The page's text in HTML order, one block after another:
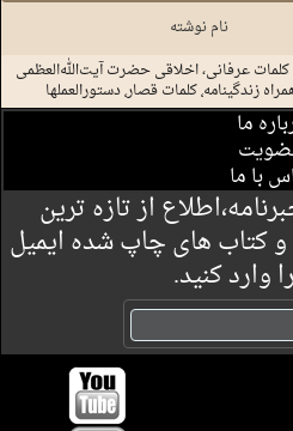
نام نوشته
عرفانی، اخلاقی حضرت آیت‌الله‌العظمی
کلمات قصار٬ دستورالعملها
ما
با ما
از تازه ترین
کتاب های چاپ شده ایمیل
وارد کنید.